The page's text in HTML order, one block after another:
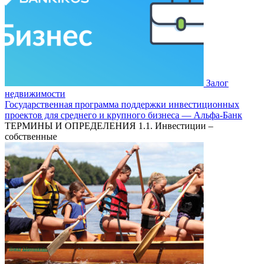
Залог
недвижимости
Государственная программа поддержки инвестиционных
проектов для среднего и крупного бизнеса — Альфа-Банк
ТЕРМИНЫ И ОПРЕДЕЛЕНИЯ 1.1. Инвестиции –
собственные